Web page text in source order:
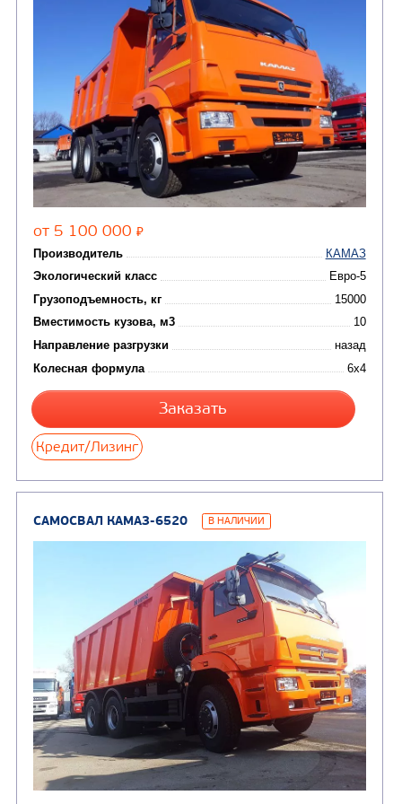
Седельные тягачи(8)
Автофургоны
Шасси(12)
АВТОБУСЫ
Вахтовые автобусы(3)
CHAMELEON (г. Егорьевск)
Молоковозы, водовозы
Автогудронаторы(8)
Автокраны
Крано-
установки (КМУ)(36)
КОММУНАЛЬНАЯ
ТЕХНИКА
Комбинированные
машины(18)
Илососные машины
Каналопромывочные
САМОСВАЛ КАМАЗ-65115 В НАЛИЧИИ